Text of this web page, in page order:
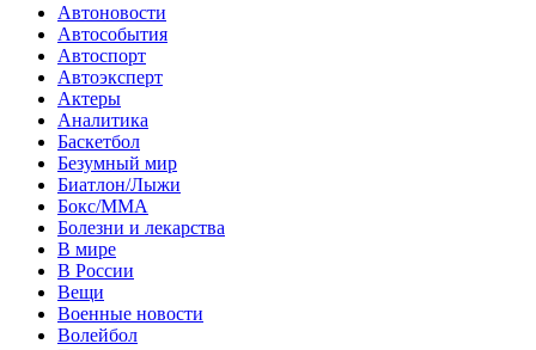
Автоновости
Автособытия
Автоспорт
Автоэксперт
Актеры
Аналитика
Баскетбол
Безумный мир
Биатлон/Лыжи
Бокс/MMA
Болезни и лекарства
В мире
В России
Вещи
Военные новости
Волейбол